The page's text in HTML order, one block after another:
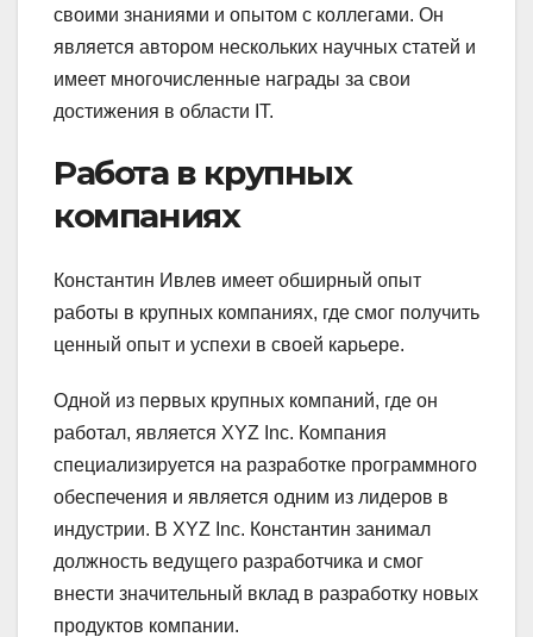
своими знаниями и опытом с коллегами. Он
является автором нескольких научных статей и
имеет многочисленные награды за свои
достижения в области IT.
Работа в крупных
компаниях
Константин Ивлев имеет обширный опыт
работы в крупных компаниях, где смог получить
ценный опыт и успехи в своей карьере.
Одной из первых крупных компаний, где он
работал, является XYZ Inc. Компания
специализируется на разработке программного
обеспечения и является одним из лидеров в
индустрии. В XYZ Inc. Константин занимал
должность ведущего разработчика и смог
внести значительный вклад в разработку новых
продуктов компании.